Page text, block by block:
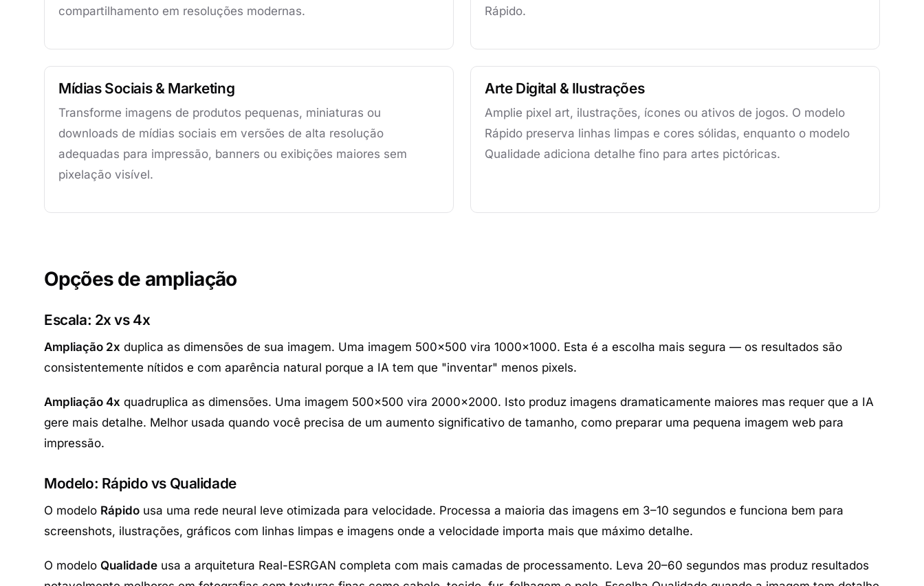
compartilhamento em resoluções modernas.
Rápido.
Mídias Sociais & Marketing
Transforme imagens de produtos pequenas, miniaturas ou
downloads de mídias sociais em versões de alta resolução
adequadas para impressão, banners ou exibições maiores sem
pixelação visível.
Arte Digital & Ilustrações
Amplie pixel art, ilustrações, ícones ou ativos de jogos. O modelo
Rápido preserva linhas limpas e cores sólidas, enquanto o modelo
Qualidade adiciona detalhe fino para artes pictóricas.
Opções de ampliação
Escala: 2x vs 4x
Ampliação 2x duplica as dimensões de sua imagem. Uma imagem 500×500 vira 1000×1000. Esta é a escolha mais segura — os resultados são
consistentemente nítidos e com aparência natural porque a IA tem que "inventar" menos pixels.
Ampliação 4x quadruplica as dimensões. Uma imagem 500×500 vira 2000×2000. Isto produz imagens dramaticamente maiores mas requer que a IA
gere mais detalhe. Melhor usada quando você precisa de um aumento significativo de tamanho, como preparar uma pequena imagem web para
impressão.
Modelo: Rápido vs Qualidade
O modelo Rápido usa uma rede neural leve otimizada para velocidade. Processa a maioria das imagens em 3–10 segundos e funciona bem para
screenshots, ilustrações, gráficos com linhas limpas e imagens onde a velocidade importa mais que máximo detalhe.
O modelo Qualidade usa a arquitetura Real-ESRGAN completa com mais camadas de processamento. Leva 20–60 segundos mas produz resultados